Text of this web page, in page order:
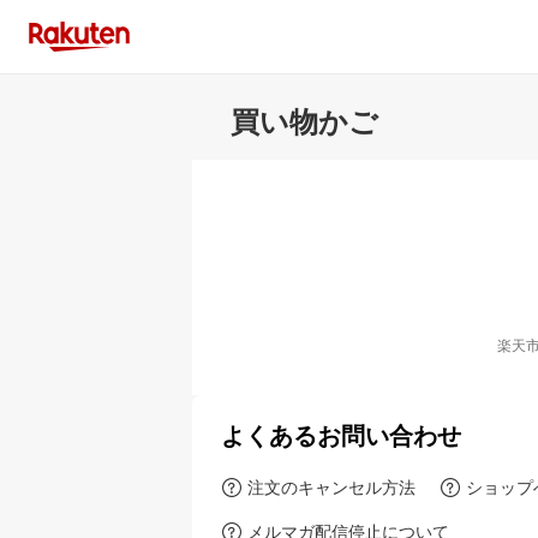
買い物かご
楽天
よくあるお問い合わせ
注文のキャンセル方法 ショッ
メルマガ配信停止について